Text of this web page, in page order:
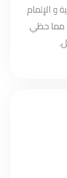
و الإلمام
مما حظي